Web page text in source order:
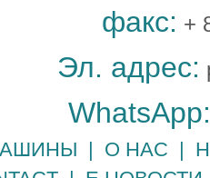
факс: +
Эл. адрес:
WhatsApp:
| О НАС |